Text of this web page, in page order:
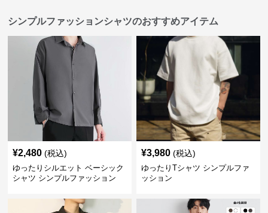
シンプルファッションシャツのおすすめアイテム
¥2,480 (税込)
ゆったりシルエット ベーシック
シャツ シンプルファッション
¥3,980 (税込)
ゆったりTシャツ シンプルファ
ッション